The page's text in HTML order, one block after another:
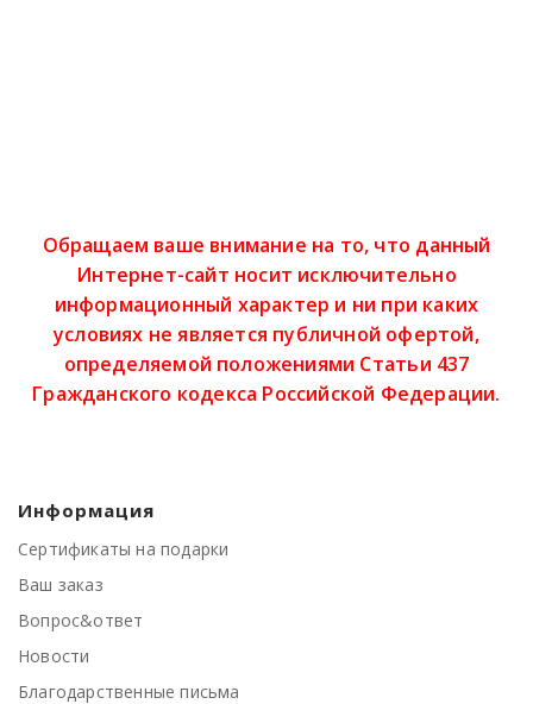
Обращаем ваше внимание на то, что данный
Интернет-сайт носит исключительно
информационный характер и ни при каких
условиях не является публичной офертой,
определяемой положениями Статьи 437
Гражданского кодекса Российской Федерации.
Информация
Сертификаты на подарки
Ваш заказ
Вопрос&ответ
Новости
Благодарственные письма